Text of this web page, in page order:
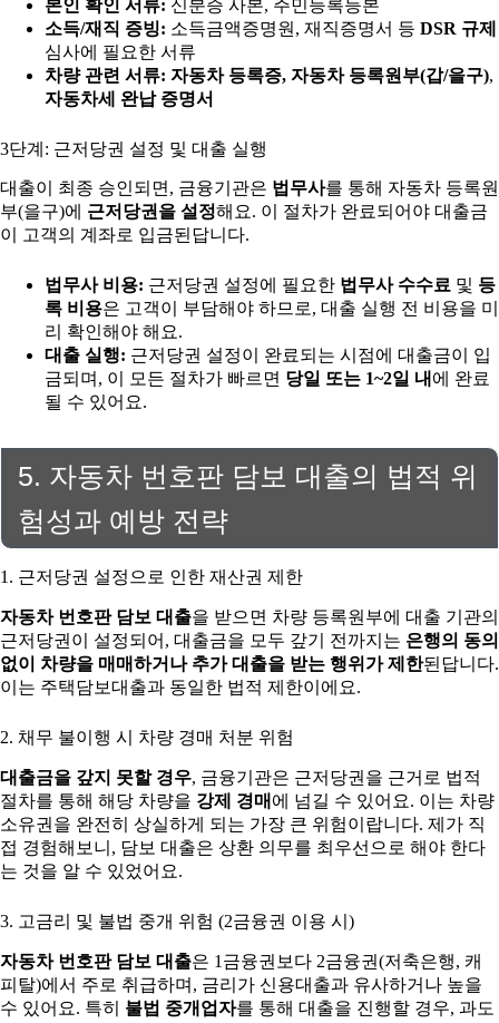
본인 확인 서류: 신분증 사본, 주민등록등본
소득/재직 증빙: 소득금액증명원, 재직증명서 등 DSR 규제
심사에 필요한 서류
차량 관련 서류: 자동차 등록증, 자동차 등록원부(갑/을구),
자동차세 완납 증명서
3단계: 근저당권 설정 및 대출 실행
대출이 최종 승인되면, 금융기관은 법무사를 통해 자동차 등록원
부(을구)에 근저당권을 설정해요. 이 절차가 완료되어야 대출금
이 고객의 계좌로 입금된답니다.
법무사 비용: 근저당권 설정에 필요한 법무사 수수료 및 등
록 비용은 고객이 부담해야 하므로, 대출 실행 전 비용을 미
리 확인해야 해요.
대출 실행: 근저당권 설정이 완료되는 시점에 대출금이 입
금되며, 이 모든 절차가 빠르면 당일 또는 1~2일 내 에 완료
될 수 있어요.
5. 자동차 번호판 담보 대출의 법적 위
험성과 예방 전략
1. 근저당권 설정으로 인한 재산권 제한
자동차 번호판 담보 대출을 받으면 차량 등록원부에 대출 기관의
근저당권이 설정되어, 대출금을 모두 갚기 전까지는 은행의 동의
없이 차량을 매매하거나 추가 대출을 받는 행위가 제한된답니다.
이는 주택담보대출과 동일한 법적 제한이에요.
2. 채무 불이행 시 차량 경매 처분 위험
대출금을 갚지 못할 경우, 금융기관은 근저당권을 근거로 법적
절차를 통해 해당 차량을 강제 경매 에 넘길 수 있어요. 이는 차량
소유권을 완전히 상실하게 되는 가장 큰 위험이랍니다. 제가 직
접 경험해보니, 담보 대출은 상환 의무를 최우선으로 해야 한다
는 것을 알 수 있었어요.
3. 고금리 및 불법 중개 위험 (2금융권 이용 시)
자동차 번호판 담보 대출은 1금융권보다 2금융권(저축은행, 캐
피탈)에서 주로 취급하며, 금리가 신용대출과 유사하거나 높을
수 있어요. 특히 불법 중개업자를 통해 대출을 진행할 경우, 과도